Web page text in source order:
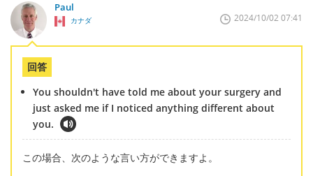
Paul
カナダ 2024/10/02 07:41
回答
You shouldn't have told me about your surgery and
just asked me if I noticed anything different about
you.
この場合、次のような言い方ができますよ。